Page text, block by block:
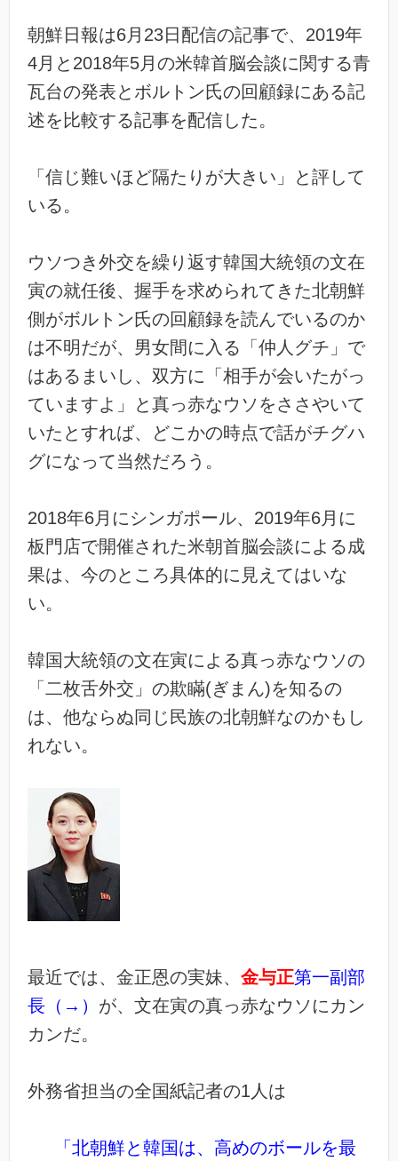
朝鮮日報は6月23日配信の記事で、2019年
4月と2018年5月の米韓首脳会談に関する青
瓦台の発表とボルトン氏の回顧録にある記
述を比較する記事を配信した。
「信じ難いほど隔たりが大きい」と評して
いる。
ウソつき外交を繰り返す韓国大統領の文在
寅の就任後、握手を求められてきた北朝鮮
側がボルトン氏の回顧録を読んでいるのか
は不明だが、男女間に入る「仲人グチ」で
はあるまいし、双方に「相手が会いたがっ
ていますよ」と真っ赤なウソをささやいて
いたとすれば、どこかの時点で話がチグハ
グになって当然だろう。
2018年6月にシンガポール、2019年6月に
板門店で開催された米朝首脳会談による成
果は、今のところ具体的に見えてはいな
い。
韓国大統領の文在寅による真っ赤なウソの
「二枚舌外交」の欺瞞(ぎまん)を知るの
は、他ならぬ同じ民族の北朝鮮なのかもし
れない。
最近では、金正恩の実妹、 金与正第一副部
長（→） が、文在寅の真っ赤なウソにカン
カンだ。
外務省担当の全国紙記者の1人は
「北朝鮮と韓国は、高めのボールを最